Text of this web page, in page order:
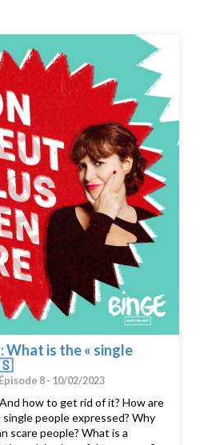
comme d’une farce ?
le symbole d’une liberté
: On peut plus rien dire
Audio animé par Judith
Quentin Bresson. Production et
Générique : Josselin Bordat
(voix). Identité graphique :
Direction des programmes :
la rédaction : David Carzon.
Boeri-Charles.
What is the « single
Épisode 8 - 10/02/2023
how to get rid of it? How are
people expressed? Why
scare people? What is a